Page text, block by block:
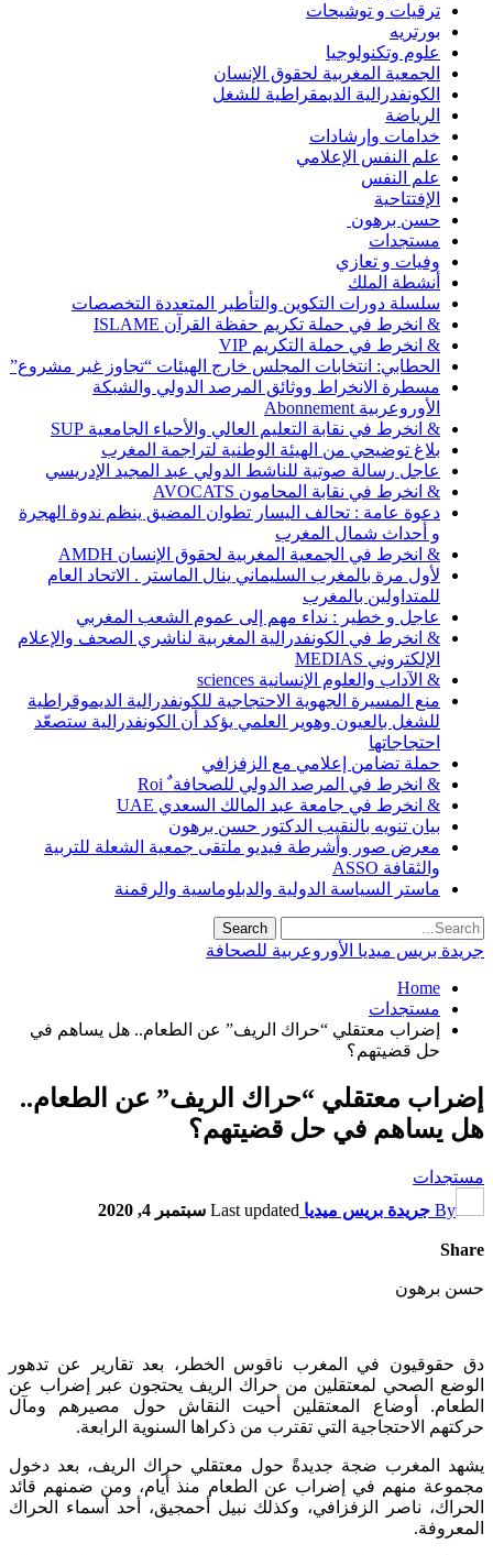
ترقيات و توشيحات
بورتريه
علوم وتكنولوجيا
الجمعية المغربية لحقوق الإنسان
الكونفدرالية الديمقراطية للشغل
الرياضة
خدامات وإرشادات
علم النفس الإعلامي
علم النفس
الإفتتاحية
حسن برهون
مستجدات
وفيات و تعازي
أنشطة الملك
سلسلة دورات التكوين والتأطير المتعددة التخصصات
& انخرط في حملة تكريم حفظة القرآن ISLAME
& انخرط في حملة التكريم VIP
الحطابي: انتخابات المجلس خارج الهيئات “تجاوز غير مشروع”
مسطرة الانخراط ووثائق المرصد الدولي والشبكة
الأوروعربية Abonnement
& انخرط في نقابة التعليم العالي والأحياء الجامعية SUP
بلاغ توضيحي من الهيئة الوطنية لتراجمة المغرب
عاجل رسالة صوتية للناشط الدولي عبد المجيد الإدريسي
& انخرط في نقابة المحامون AVOCATS
دعوة عامة : تحالف اليسار تطوان المضيق ينظم ندوة الهجرة
و أحداث شمال المغرب
& انخرط في الجمعية المغربية لحقوق الإنسان AMDH
لأول مرة بالمغرب السليماني ينال الماستر . الاتحاد العام
للمتداولين بالمغرب
عاجل و خطير : نداء مهم إلى عموم الشعب المغربي
& انخرط في الكونفدرالية المغربية لناشري الصحف والإعلام
الإلكتروني MEDIAS
& الآداب والعلوم الإنسانية sciences
منع المسيرة الجهوية الاحتجاجية للكونفدرالية الديموقراطية
للشغل بالعيون وهوير العلمي يؤكد أن الكونفدرالية ستصعّد
احتجاجاتها
حملة تضامن إعلامي مع الزفزافي
& انخرط في المرصد الدولي للصحافة ٌ Roi
& انخرط في جامعة عبد المالك السعدي UAE
بيان تنويه بالنقيب الدكتور حسن برهون
معرض صور وأشرطة فيديو ملتقى جمعية الشعلة للتربية
والثقافة ASSO
ماستر السياسة الدولية والدبلوماسية والرقمنة
جريدة بريس ميديا الأوروعربية للصحافة
Home
مستجدات
إضراب معتقلي “حراك الريف” عن الطعام.. هل يساهم في
حل قضيتهم؟
إضراب معتقلي “حراك الريف” عن الطعام..
هل يساهم في حل قضيتهم؟
مستجدات
By جريدة بريس ميديا Last updated سبتمبر 4, 2020
Share
حسن برهون
دق حقوقيون في المغرب ناقوس الخطر، بعد تقارير عن تدهور
الوضع الصحي لمعتقلين من حراك الريف يحتجون عبر إضراب عن
الطعام. أوضاع المعتقلين أحيت النقاش حول مصيرهم ومآل
حركتهم الاحتجاجية التي تقترب من ذكراها السنوية الرابعة.
يشهد المغرب ضجة جديدةً حول معتقلي حراك الريف، بعد دخول
مجموعة منهم في إضراب عن الطعام منذ أيام، ومن ضمنهم قائد
الحراك، ناصر الزفزافي، وكذلك نبيل أحمجيق، أحد أسماء الحراك
المعروفة.